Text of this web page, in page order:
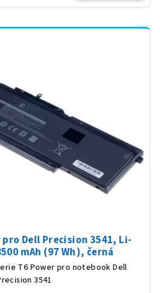
Dell Precision 3541, Li-
mAh (97 Wh), černá
T6 Power pro notebook Dell
3541